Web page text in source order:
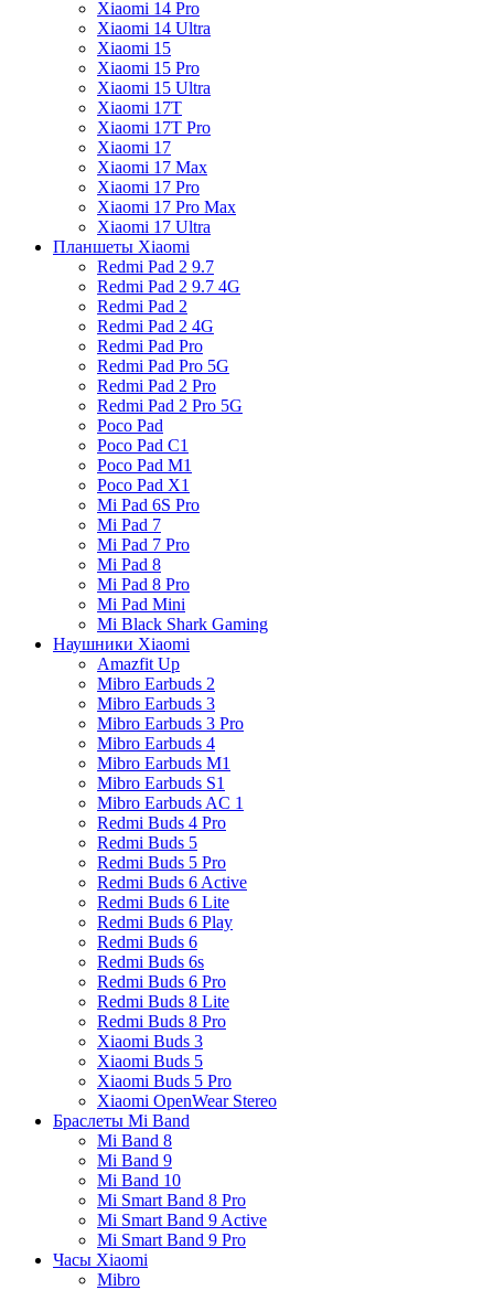
Xiaomi 14 Pro
Xiaomi 14 Ultra
Xiaomi 15
Xiaomi 15 Pro
Xiaomi 15 Ultra
Xiaomi 17T
Xiaomi 17T Pro
Xiaomi 17
Xiaomi 17 Max
Xiaomi 17 Pro
Xiaomi 17 Pro Max
Xiaomi 17 Ultra
Планшеты Xiaomi
Redmi Pad 2 9.7
Redmi Pad 2 9.7 4G
Redmi Pad 2
Redmi Pad 2 4G
Redmi Pad Pro
Redmi Pad Pro 5G
Redmi Pad 2 Pro
Redmi Pad 2 Pro 5G
Poco Pad
Poco Pad C1
Poco Pad M1
Poco Pad X1
Mi Pad 6S Pro
Mi Pad 7
Mi Pad 7 Pro
Mi Pad 8
Mi Pad 8 Pro
Mi Pad Mini
Mi Black Shark Gaming
Наушники Xiaomi
Amazfit Up
Mibro Earbuds 2
Mibro Earbuds 3
Mibro Earbuds 3 Pro
Mibro Earbuds 4
Mibro Earbuds M1
Mibro Earbuds S1
Mibro Earbuds AC 1
Redmi Buds 4 Pro
Redmi Buds 5
Redmi Buds 5 Pro
Redmi Buds 6 Active
Redmi Buds 6 Lite
Redmi Buds 6 Play
Redmi Buds 6
Redmi Buds 6s
Redmi Buds 6 Pro
Redmi Buds 8 Lite
Redmi Buds 8 Pro
Xiaomi Buds 3
Xiaomi Buds 5
Xiaomi Buds 5 Pro
Xiaomi OpenWear Stereo
Браслеты Mi Band
Mi Band 8
Mi Band 9
Mi Band 10
Mi Smart Band 8 Pro
Mi Smart Band 9 Active
Mi Smart Band 9 Pro
Часы Xiaomi
Mibro